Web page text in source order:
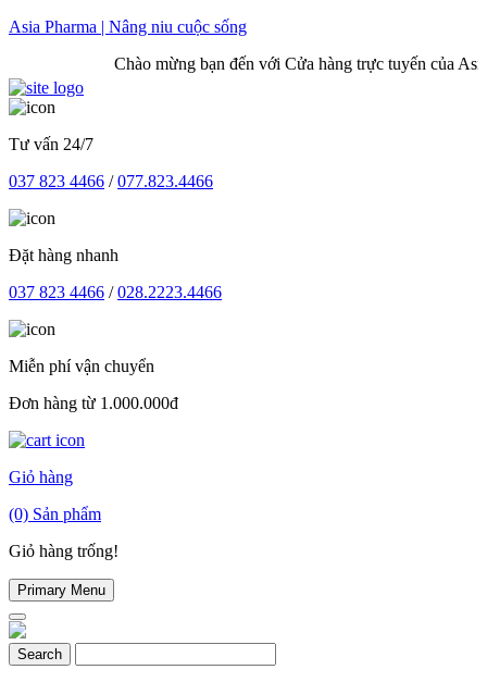
Skip
Asia Pharma | Nâng niu cuộc sống
Chào mừng bạn đến với Cửa hàng trực tuyến của Asia
Tư vấn 24/7
037 823 4466 /077.823.4466
Đặt hàng nhanh
037 823 4466 /028.2223.4466
Miễn phí vận chuyển
Đơn hàng từ 1.000.000đ
Giỏ hàng
(0) Sản phẩm
Giỏ hàng trống!
Primary Menu